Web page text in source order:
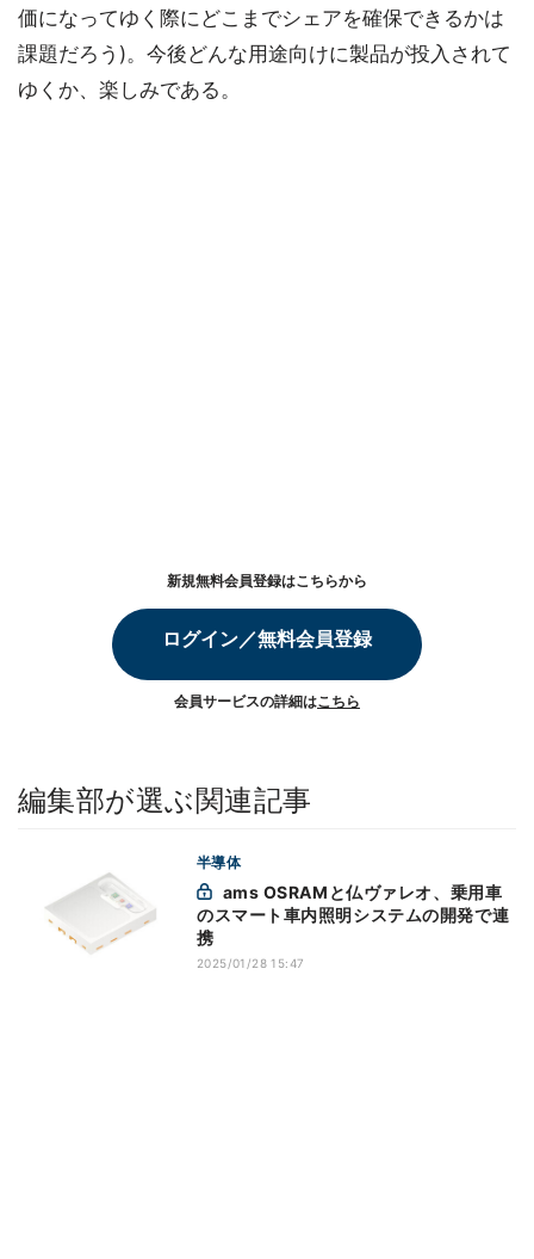
価になってゆく際にどこまでシェアを確保できるかは
課題だろう)。今後どんな用途向けに製品が投入されて
ゆくか、楽しみである。
新規無料会員登録はこちらから
ログイン／無料会員登録
会員サービスの詳細はこちら
編集部が選ぶ関連記事
半導体
のスマート車内照明システムの開発で連
携
2025/01/28 15:47